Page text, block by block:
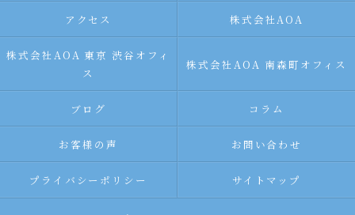
アクセス 株式会社AOA
株式会社AOA 東京 渋谷オフィ
ス
株式会社AOA 南森町オフィス
ブログ コラム
お客様の声 お問い合わせ
プライバシーポリシー サイトマップ